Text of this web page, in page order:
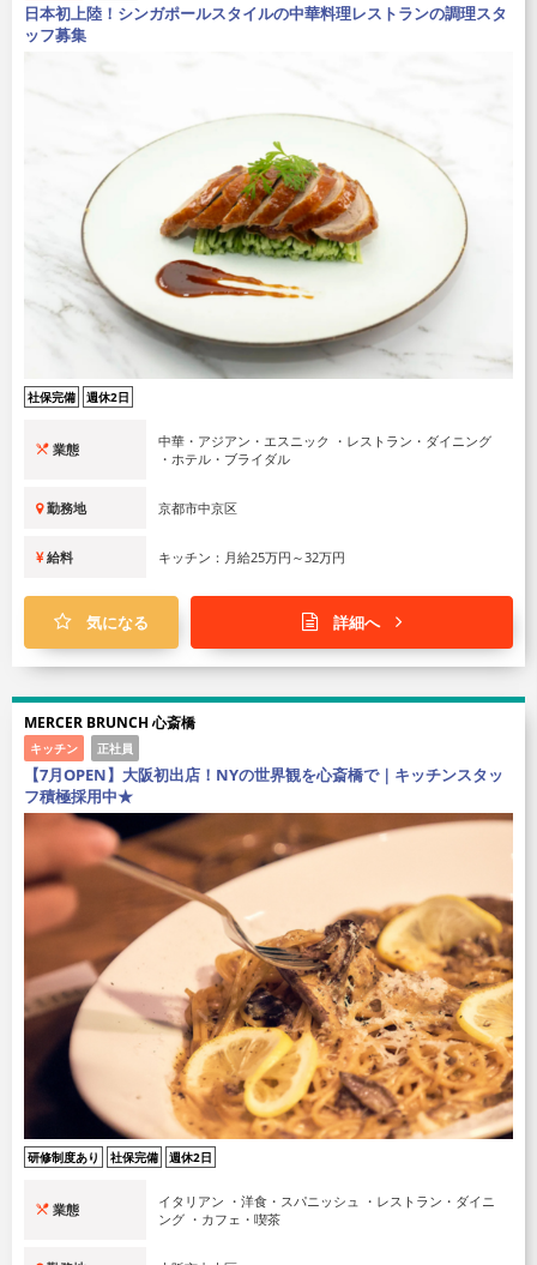
日本初上陸！シンガポールスタイルの中華料理レストランの調理スタ
ッフ募集
社保完備 週休2日
業態
中華・アジアン・エスニック ・レストラン・ダイニング
・ホテル・ブライダル
勤務地 京都市中京区
給料 キッチン：月給25万円～32万円
気になる 詳細へ
MERCER BRUNCH 心斎橋
キッチン 正社員
【7月OPEN】大阪初出店！NYの世界観を心斎橋で｜キッチンスタッ
フ積極採用中★
研修制度あり 社保完備 週休2日
業態
イタリアン ・洋食・スパニッシュ ・レストラン・ダイニ
ング ・カフェ・喫茶